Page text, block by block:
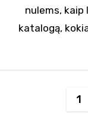
nulems,
katalogą,
1